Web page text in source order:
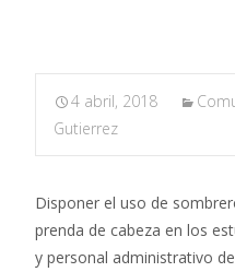
4 abril, 2018
Gutierrez
Disponer el uso de
prenda de cabeza en los
y personal administrativo